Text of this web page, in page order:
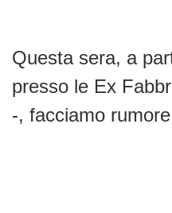
Questa sera, a
presso le Ex
-, facciamo